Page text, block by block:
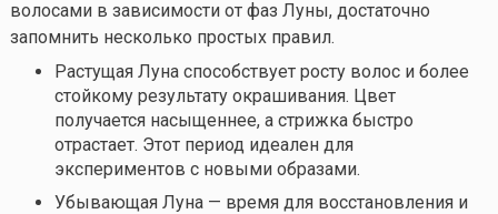
волосами в зависимости от фаз Луны, достаточно
запомнить несколько простых правил.
Растущая Луна способствует росту волос и более
стойкому результату окрашивания. Цвет
получается насыщеннее, а стрижка быстро
отрастает. Этот период идеален для
экспериментов с новыми образами.
Убывающая Луна — время для восстановления и